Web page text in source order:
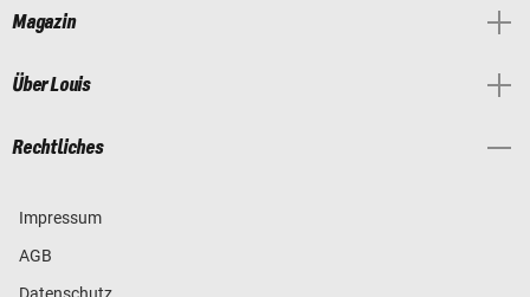
Magazin
Über Louis
Rechtliches
Impressum
AGB